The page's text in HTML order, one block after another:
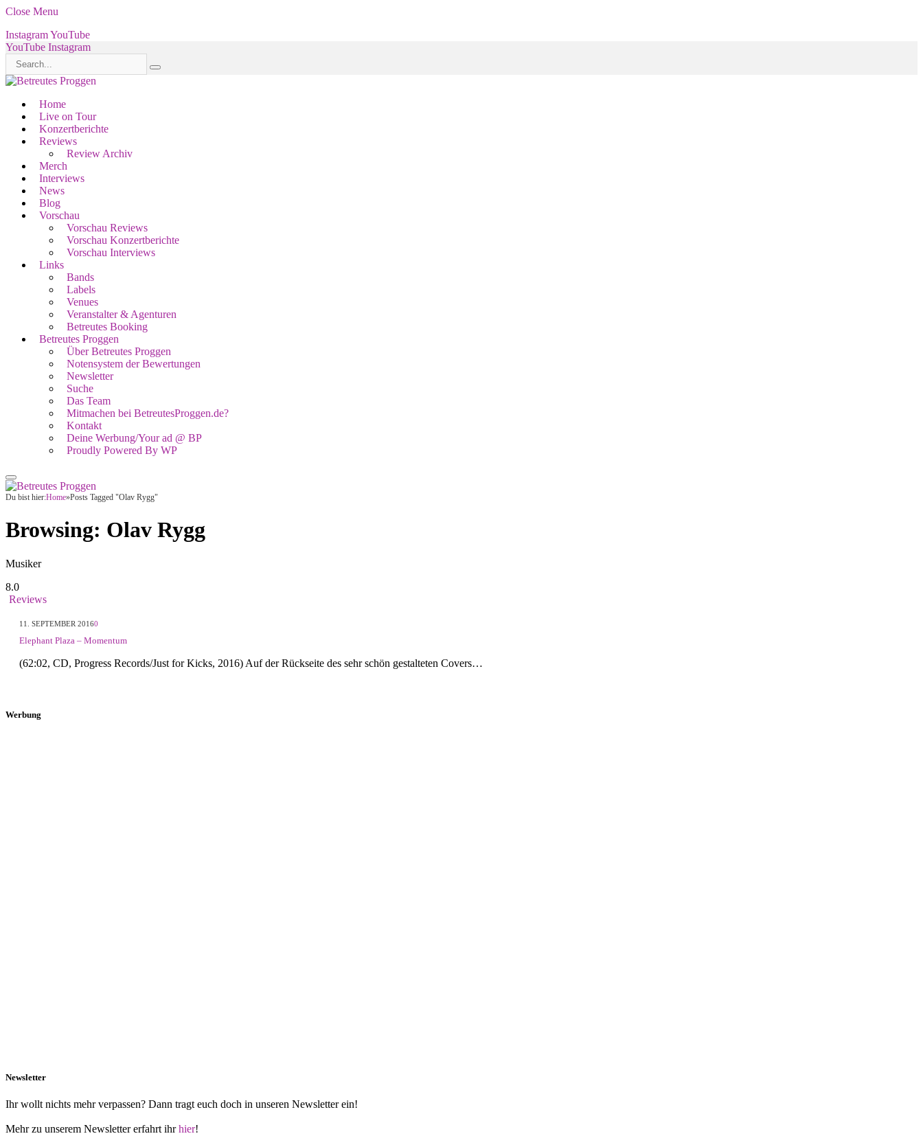
Close Menu
InstagramYouTube
YouTube Instagram
Home
Live on Tour
Konzertberichte
Reviews
Review Archiv
Merch
Interviews
News
Blog
Vorschau
Vorschau Reviews
Vorschau Konzertberichte
Vorschau Interviews
Links
Bands
Labels
Venues
Veranstalter & Agenturen
Betreutes Booking
Betreutes Proggen
Über Betreutes Proggen
Notensystem der Bewertungen
Newsletter
Suche
Das Team
Mitmachen bei BetreutesProggen.de?
Kontakt
Deine Werbung/Your ad @ BP
Proudly Powered By WP
Du bist hier:Home»Posts Tagged "Olav Rygg"
Browsing: Olav Rygg
Musiker
8.0
Reviews
11. SEPTEMBER 20160
Elephant Plaza – Momentum
(62:02, CD, Progress Records/Just for Kicks, 2016) Auf der Rückseite des sehr schön gestalteten Covers…
Werbung
Newsletter
Ihr wollt nichts mehr verpassen? Dann tragt euch doch in unseren Newsletter ein!
Mehr zu unserem Newsletter erfahrt ihrhier!